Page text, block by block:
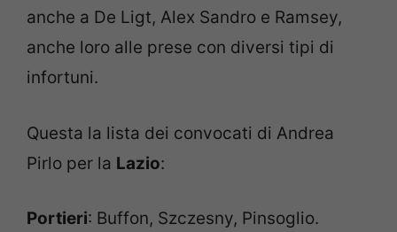
anche a De Ligt, Alex Sandro e Ramsey,
anche loro alle prese con diversi tipi di
infortuni.
Questa la lista dei convocati di Andrea
Pirlo per la Lazio:
Portieri: Buffon, Szczesny, Pinsoglio.